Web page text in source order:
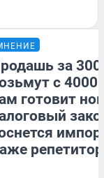
за
с
готовит